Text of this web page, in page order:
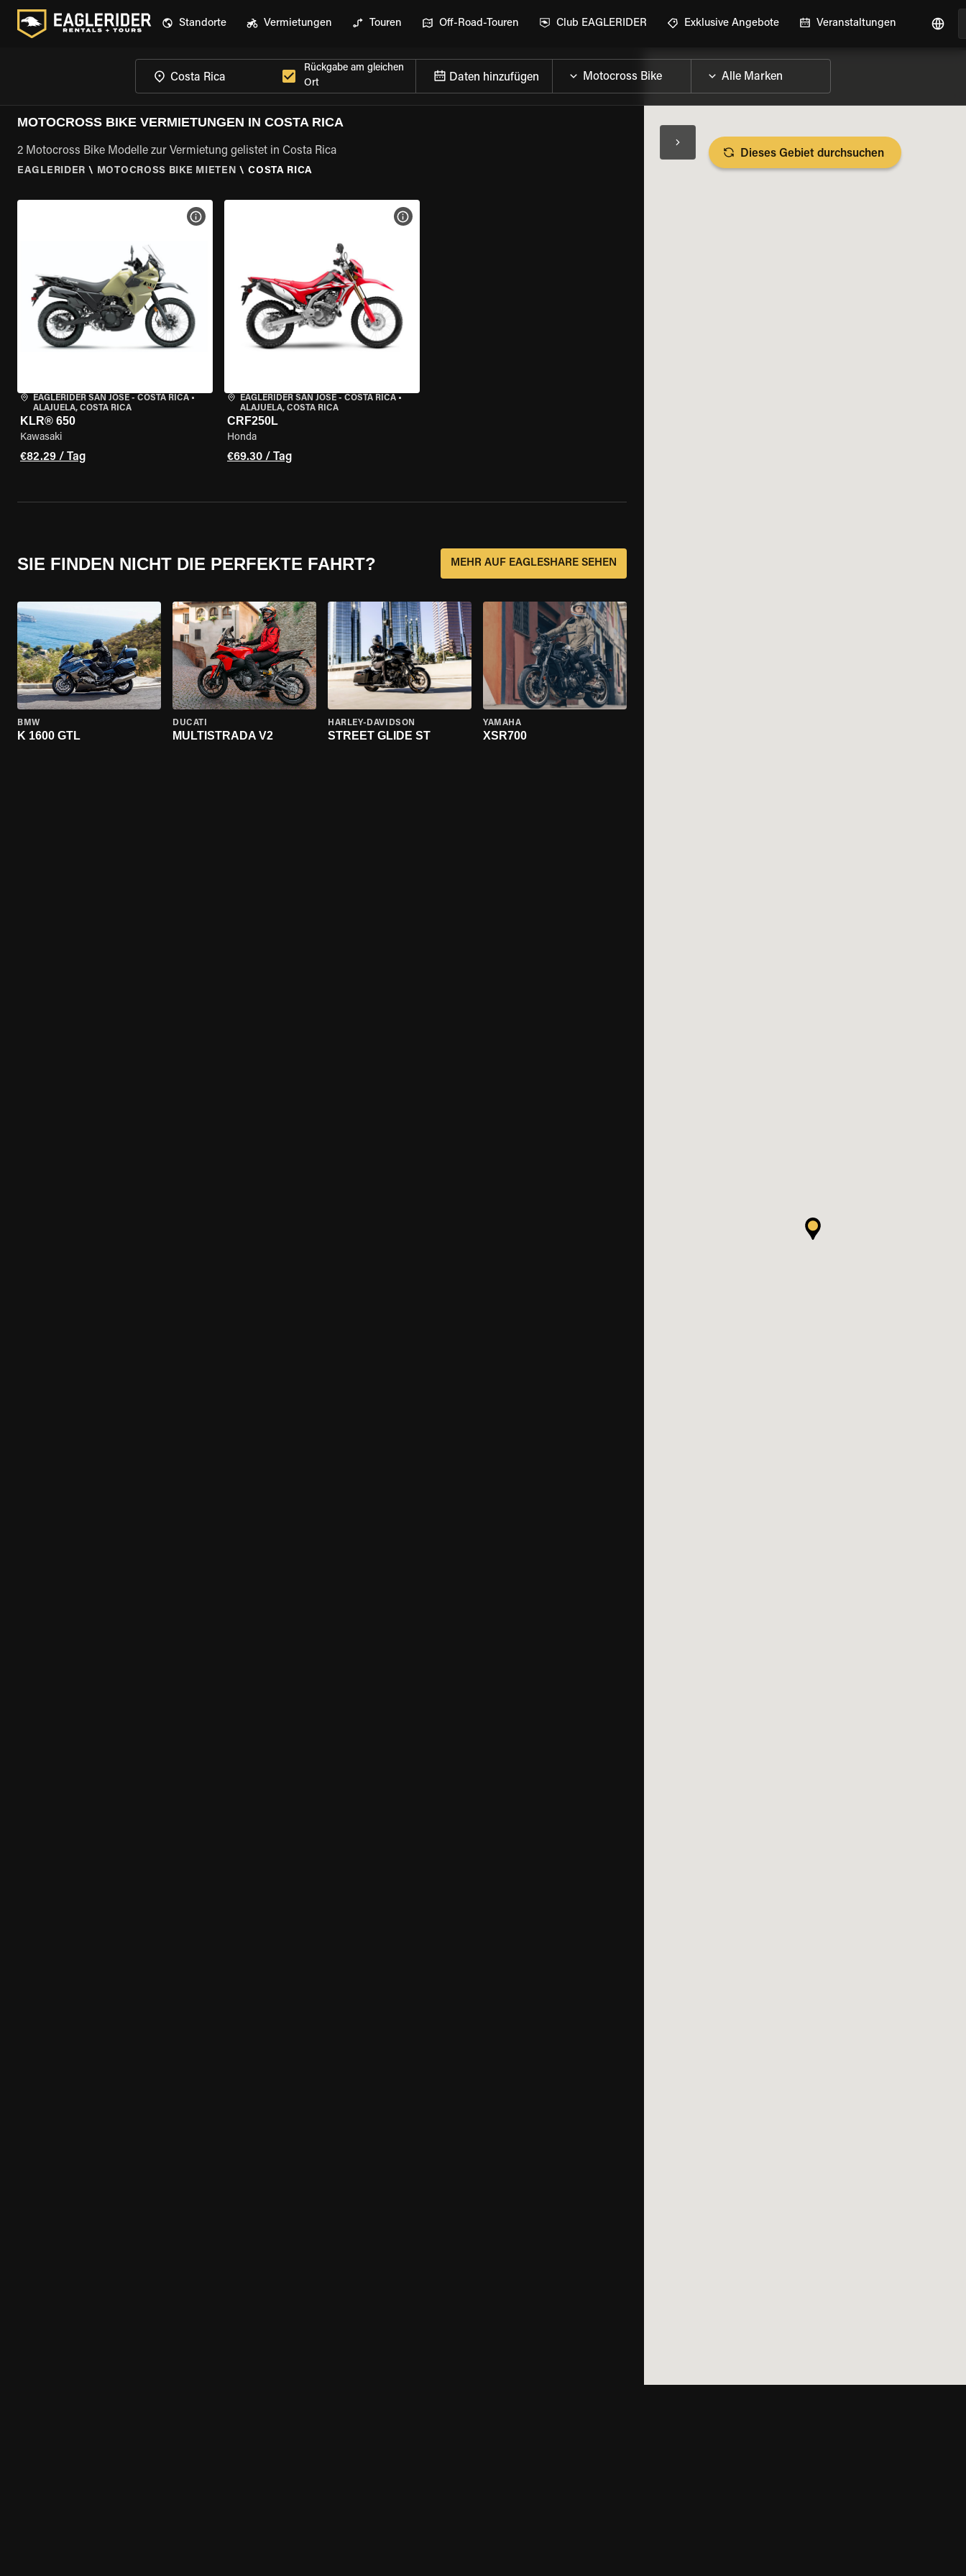
Standorte Vermietungen Touren Off-Road-Touren Club EAGLERIDER Exklusive Angebote Veranstaltungen
Rückgabe am gleichen
Ort
Daten hinzufügen
MOTOCROSS BIKE VERMIETUNGEN IN COSTA RICA
2 Motocross Bike Modelle zur Vermietung gelistet in Costa Rica
EAGLERIDER \ MOTOCROSS BIKE MIETEN \ COSTA RICA
EAGLERIDER SAN JOSE - COSTA RICA •
ALAJUELA, COSTA RICA
KLR® 650
Kawasaki
€82.29 / Tag
MOTORRAD-DETAILS ANZEIGEN
EAGLERIDER SAN JOSE - COSTA RICA•
ALAJUELA, COSTA RICA
CRF250L
Honda
€69.30 / Tag
MOTORRAD-DETAILS ANZEIGEN
SIE FINDEN NICHT DIE PERFEKTE FAHRT? MEHR AUF EAGLESHARE SEHEN
BMW
K 1600 GTL
DUCATI
MULTISTRADA V2
HARLEY-DAVIDSON
STREET GLIDE ST
YAMAHA
XSR700
Dieses Gebiet durchsuchen